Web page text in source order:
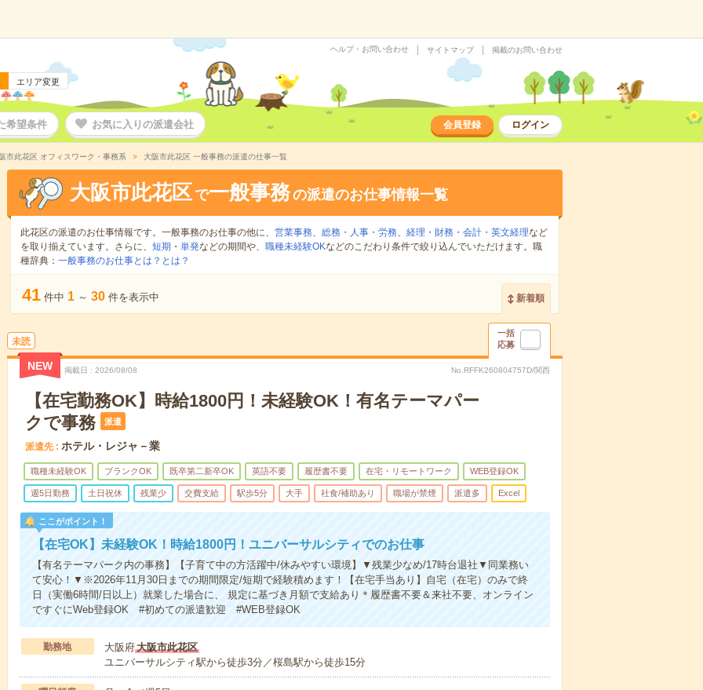
エリア変更
ヘルプ・お問い合わせ サイトマップ 掲載のお問い合わせ
希望条件 お気に入りの派遣会社 会員登録 ログイン
市此花区 オフィスワーク・事務系 大阪市此花区 一般事務の派遣の仕事一覧
大阪市此花区 で一般事務の派遣のお仕事情報一覧
此花区の派遣のお仕事情報です。一般事務のお仕事の他に、 営業事務、 総務・人事・労務、 経理・財務・会計・英文経理など
を取り揃えています。さらに、 短期 ・ 単発などの期間や、 職種未経験OKなどのこだわり条件で絞り込んでいただけます。職
種辞典： 一般事務のお仕事とは？とは？
41 件中 1 ～ 30 件を表示中 新着順
未読
一括
応募
NEW 掲載日 2026/08/08 No.RFFK260804757D/関西
【在宅勤務OK】時給1800円！未経験OK！有名テーマパー
クで事務
派遣
派遣先 ホテル・レジャ－業
職種未経験OK ブランクOK 既卒第二新卒OK 英語不要 履歴書不要 在宅・リモートワーク WEB登録OK
週5日勤務 土日祝休 残業少 交費支給 駅歩5分 大手 社食/補助あり 職場が禁煙 派遣多 Excel
ここがポイント！
【在宅OK】未経験OK！時給1800円！ユニバーサルシティでのお仕事
【有名テーマパーク内の事務】【子育て中の方活躍中/休みやすい環境】▼残業少なめ/17時台退社▼同業務い
て安心！▼※2026年11月30日までの期間限定/短期で経験積めます！【在宅手当あり】自宅（在宅）のみで終
日（実働6時間/日以上）就業した場合に、 規定に基づき月額で支給あり＊履歴書不要＆来社不要、オンライン
ですぐにWeb登録OK #初めての派遣歓迎 #WEB登録OK
勤務地 大阪府大阪市此花区
ユニバーサルシティ駅から徒歩3分／桜島駅から徒歩15分